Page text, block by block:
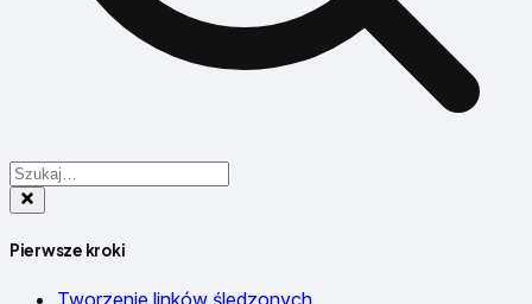
Pierwsze kroki
Tworzenie linków śledzonych